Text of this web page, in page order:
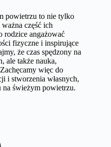
powietrzu to nie tylko
część ich
rodzice angażować
fizyczne i inspirujące
że czas spędzony na
ale także nauka,
więc do
i stworzenia własnych,
na świeżym powietrzu.